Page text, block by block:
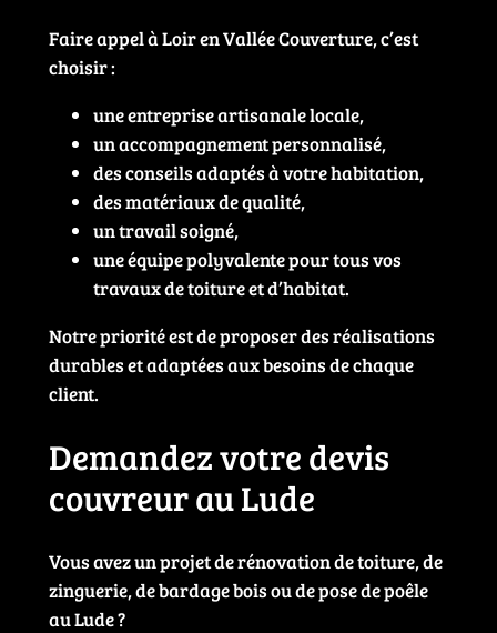
Faire appel à Loir en Vallée Couverture, c’est
choisir :
une entreprise artisanale locale,
un accompagnement personnalisé,
des conseils adaptés à votre habitation,
des matériaux de qualité,
un travail soigné,
une équipe polyvalente pour tous vos
travaux de toiture et d’habitat.
Notre priorité est de proposer des réalisations
durables et adaptées aux besoins de chaque
client.
Demandez votre devis
couvreur au Lude
Vous avez un projet de rénovation de toiture, de
zinguerie, de bardage bois ou de pose de poêle
au Lude ?